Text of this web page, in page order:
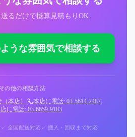
るだけで概算見積もりOK
うな雰囲気で相談する
その他の相談方法
本店） 本店に電話: 03-5614-2487
に電話: 03-6659-9183
✓ 全国配送対応 ✓ 搬入・回収まで対応